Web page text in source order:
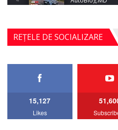
17:35
5
Noul Mercedes-
4MATIC V223) /
27:33
AutoBlog.MD
REȚELE DE SOCIALIZARE
15,127
Likes